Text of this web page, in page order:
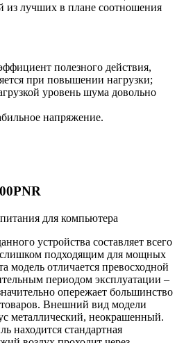
из лучших в плане соотношения
полезного действия,
при повышении нагрузки;
уровень шума довольно
напряжение.
устройства составляет всего
слишком подходящим для мощных
модель отличается превосходной
периодом эксплуатации –
опережает большинство
Внешний вид модели
металлический, неокрашенный.
находится стандартная